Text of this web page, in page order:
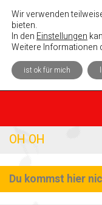
OH OH
Du kommst hier
Wir verwenden
bieten.
In den Einstellungen
Weitere Informationen
ist ok für mich